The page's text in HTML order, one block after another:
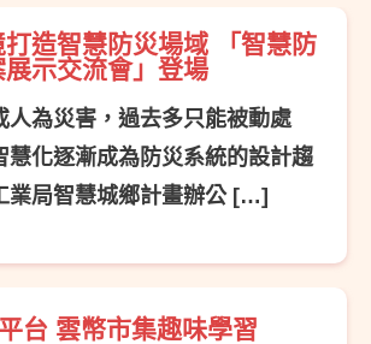
造智慧防災場域 「智慧防
示交流會」登場
人為災害，過去多只能被動處
慧化逐漸成為防災系統的設計趨
業局智慧城鄉計畫辦公 […]
台 雲幣市集趣味學習